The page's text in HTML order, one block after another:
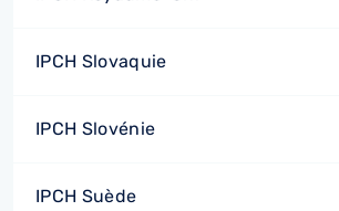
IPCH Slovaquie
IPCH Slovénie
IPCH Suède